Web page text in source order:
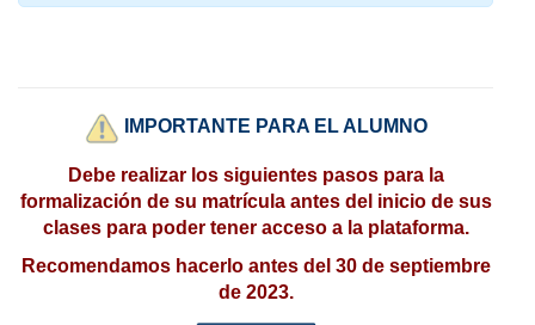
IMPORTANTE PARA EL ALUMNO
Debe realizar los siguientes pasos para la
formalización de su matrícula antes del inicio de sus
clases para poder tener acceso a la plataforma.
Recomendamos hacerlo antes del 30 de septiembre
de 2023.